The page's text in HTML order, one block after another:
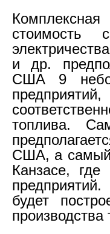
стоимость
и др.
США 9
топлива.
США, а самый
Канзасе,
будет